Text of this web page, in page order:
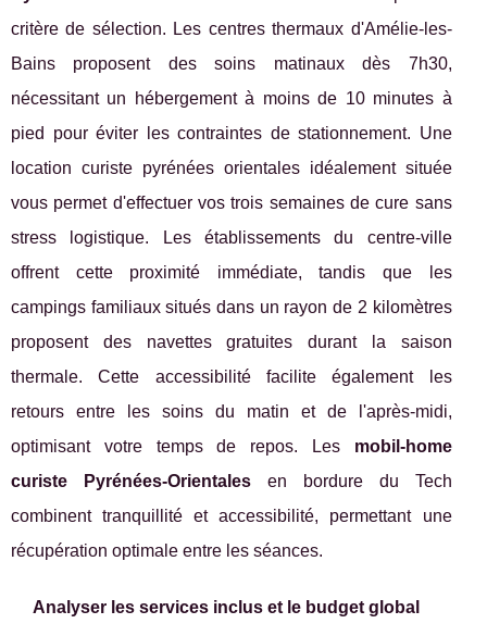
critère de sélection. Les centres thermaux d'Amélie-les-
Bains proposent des soins matinaux dès 7h30,
nécessitant un hébergement à moins de 10 minutes à
pied pour éviter les contraintes de stationnement. Une
location curiste pyrénées orientales idéalement située
vous permet d'effectuer vos trois semaines de cure sans
stress logistique. Les établissements du centre-ville
offrent cette proximité immédiate, tandis que les
campings familiaux situés dans un rayon de 2 kilomètres
proposent des navettes gratuites durant la saison
thermale. Cette accessibilité facilite également les
retours entre les soins du matin et de l'après-midi,
optimisant votre temps de repos. Les mobil-home
curiste Pyrénées-Orientalesen bordure du Tech
combinent tranquillité et accessibilité, permettant une
récupération optimale entre les séances.
Analyser les services inclus et le budget global